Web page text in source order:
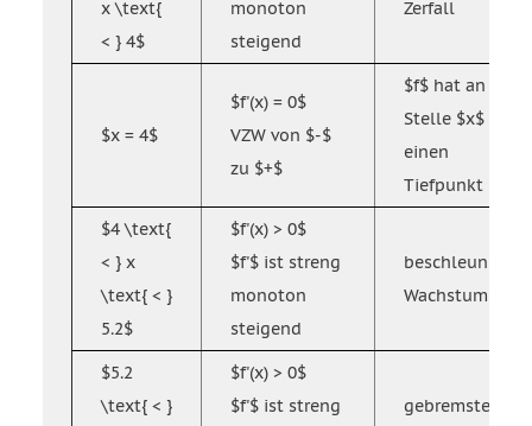
x \text{
< } 4$
monoton
steigend
Zerfall
$x = 4$
$f'(x) = 0$
VZW von $-$
zu $+$
$f$ hat an der
Stelle $x$
einen
Tiefpunkt
$4 \text{
< } x
\text{ < }
5.2$
$f'(x) > 0$
$f'$ ist streng
monoton
steigend
beschleunigtes
Wachstum
$5.2
\text{ < }
$f'(x) > 0$
$f'$ ist streng
gebremstes